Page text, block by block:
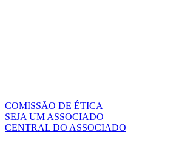
COMISSÃO DE ÉTICA
SEJA UM ASSOCIADO
CENTRAL DO ASSOCIADO